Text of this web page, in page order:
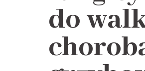
do